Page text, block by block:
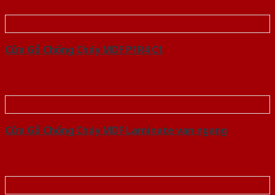
Cửa Gỗ Chống Cháy MDF P1R4 C1
Cửa Gỗ Chống Cháy MDF Laminate van ngang